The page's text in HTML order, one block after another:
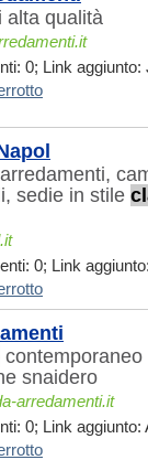
alta qualità
0; Link aggiunto:
sedie in stile
0; Link
snaidero
arredamenti.it
0; Link aggiunto: